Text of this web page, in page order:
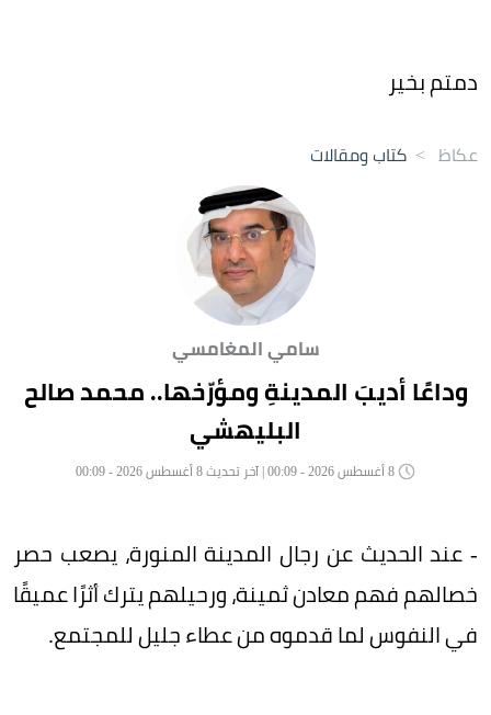
دمتم بخير
عكاظ > كتاب ومقالات
سامي المغامسي
وداعًا أديبَ المدينةِ ومؤرّخها.. محمد صالح
البليهشي
- عند الحديث عن رجال المدينة المنورة، يصعب حصر
خصالهم فهم معادن ثمينة، ورحيلهم يترك أثرًا عميقًا
في النفوس لما قدموه من عطاء جليل للمجتمع.